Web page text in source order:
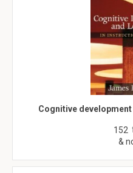
Cognitive
152
&